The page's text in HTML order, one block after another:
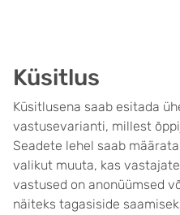
Küsitlus
Küsitlusena saab esitada
vastusevarianti, millest
Seadete lehel saab
valikut muuta, kas
vastused on anonüümsed
näiteks tagasiside